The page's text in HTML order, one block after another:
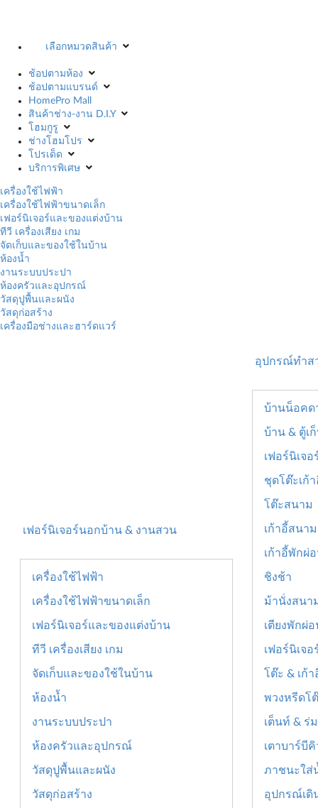
เลือกหมวดสินค้า
ช้อปตามห้อง
ช้อปตามแบรนด์
HomePro Mall
สินค้าช่าง-งาน D.I.Y
โฮมกูรู
ช่างโฮมโปร
โปรเด็ด
บริการพิเศษ
เครื่องใช้ไฟฟ้า
เครื่องใช้ไฟฟ้าขนาดเล็ก
เฟอร์นิเจอร์และของแต่งบ้าน
ทีวี เครื่องเสียง เกม
จัดเก็บและของใช้ในบ้าน
ห้องน้ำ
งานระบบประปา
ห้องครัวและอุปกรณ์
วัสดุปูพื้นและผนัง
วัสดุก่อสร้าง
เครื่องมือช่างและฮาร์ดแวร์
เฟอร์นิเจอร์นอกบ้าน & งานสวน
เครื่องใช้ไฟฟ้า
เครื่องใช้ไฟฟ้าขนาดเล็ก
เฟอร์นิเจอร์และของแต่งบ้าน
ทีวี เครื่องเสียง เกม
จัดเก็บและของใช้ในบ้าน
ห้องน้ำ
งานระบบประปา
ห้องครัวและอุปกรณ์
วัสดุปูพื้นและผนัง
วัสดุก่อสร้าง
อุปกรณ์ทำส
บ้านน็อคด
บ้าน & ตู้เ
เฟอร์นิเจ
ชุดโต๊ะเก้
โต๊ะสนาม
เก้าอี้สนาม
เก้าอี้พักผ่
ชิงช้า
ม้านั่งสนา
เตียงพักผ่อ
เฟอร์นิเจ
โต๊ะ & เก้
พวงหรีดโ
เต็นท์ & ร่
เตาบาร์บี
ภาชนะใส่
อุปกรณ์เดิ